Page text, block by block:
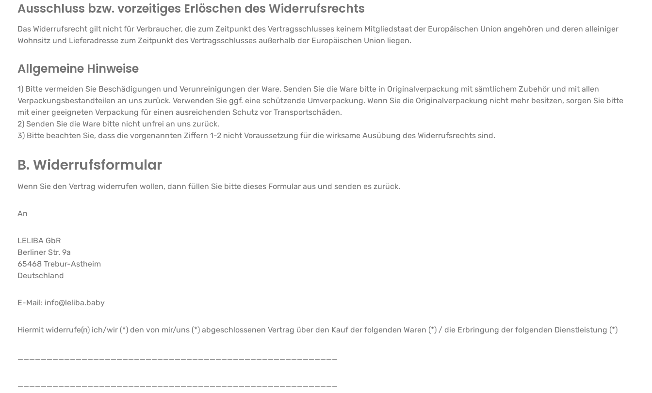
Ausschluss bzw. vorzeitiges Erlöschen des Widerrufsrechts
Das Widerrufsrecht gilt nicht für Verbraucher, die zum Zeitpunkt des Vertragsschlusses keinem Mitgliedstaat der Europäischen Union angehören und deren alleiniger
Wohnsitz und Lieferadresse zum Zeitpunkt des Vertragsschlusses außerhalb der Europäischen Union liegen.
Allgemeine Hinweise
1) Bitte vermeiden Sie Beschädigungen und Verunreinigungen der Ware. Senden Sie die Ware bitte in Originalverpackung mit sämtlichem Zubehör und mit allen
Verpackungsbestandteilen an uns zurück. Verwenden Sie ggf. eine schützende Umverpackung. Wenn Sie die Originalverpackung nicht mehr besitzen, sorgen Sie bitte
mit einer geeigneten Verpackung für einen ausreichenden Schutz vor Transportschäden.
2) Senden Sie die Ware bitte nicht unfrei an uns zurück.
3) Bitte beachten Sie, dass die vorgenannten Ziffern 1-2 nicht Voraussetzung für die wirksame Ausübung des Widerrufsrechts sind.
B. Widerrufsformular
Wenn Sie den Vertrag widerrufen wollen, dann füllen Sie bitte dieses Formular aus und senden es zurück.
An
LELIBA GbR
Berliner Str. 9a
65468 Trebur-Astheim
Deutschland
E-Mail: info@leliba.baby
Hiermit widerrufe(n) ich/wir (*) den von mir/uns (*) abgeschlossenen Vertrag über den Kauf der folgenden Waren (*) / die Erbringung der folgenden Dienstleistung (*)
_______________________________________________________
_______________________________________________________